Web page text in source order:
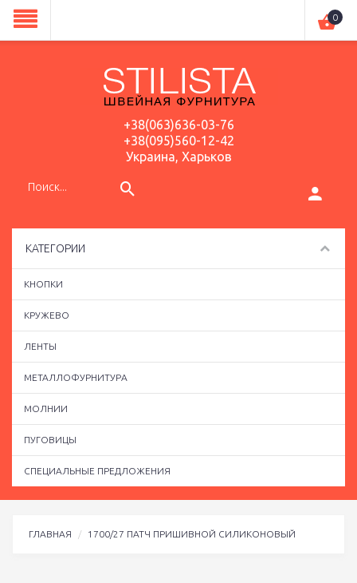
+38(063)636-03-76
+38(095)560-12-42
Украина, Харьков
0
КАТЕГОРИИ
КНОПКИ
КРУЖЕВО
ЛЕНТЫ
МЕТАЛЛОФУРНИТУРА
МОЛНИИ
ПУГОВИЦЫ
СПЕЦИАЛЬНЫЕ ПРЕДЛОЖЕНИЯ
ГЛАВНАЯ 1700/27 ПАТЧ ПРИШИВНОЙ СИЛИКОНОВЫЙ